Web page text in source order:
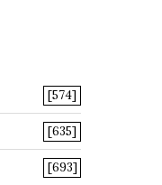
[574]
[635]
[693]